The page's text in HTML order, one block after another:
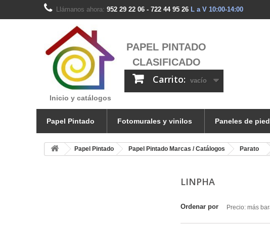
Llámanos ahora: 952 29 22 06 - 722 44 95 26 L a V 10:00-14:00
Inicio y catálogos
PAPEL PINTADO
CLASIFICADO
Carrito: vacío
Papel Pintado Fotomurales y vinilos Paneles de
Papel Pintado Papel Pintado Marcas / Catálogos Parato
LINPHA
Ordenar por